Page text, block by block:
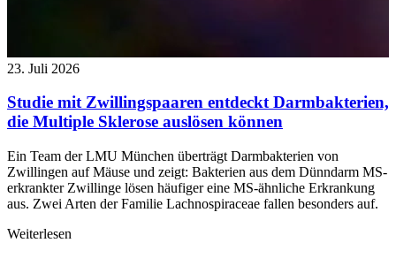
23. Juli 2026
Studie mit Zwillingspaaren entdeckt Darmbakterien,
die Multiple Sklerose auslösen können
Ein Team der LMU München überträgt Darmbakterien von
Zwillingen auf Mäuse und zeigt: Bakterien aus dem Dünndarm MS-
erkrankter Zwillinge lösen häufiger eine MS-ähnliche Erkrankung
aus. Zwei Arten der Familie Lachnospiraceae fallen besonders auf.
Weiterlesen